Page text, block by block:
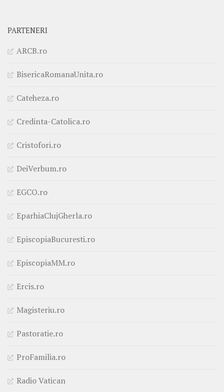
PARTENERI
ARCB.ro
BisericaRomanaUnita.ro
Cateheza.ro
Credinta-Catolica.ro
Cristofori.ro
DeiVerbum.ro
EGCO.ro
EparhiaClujGherla.ro
EpiscopiaBucuresti.ro
EpiscopiaMM.ro
Ercis.ro
Magisteriu.ro
Pastoratie.ro
ProFamilia.ro
Radio Vatican